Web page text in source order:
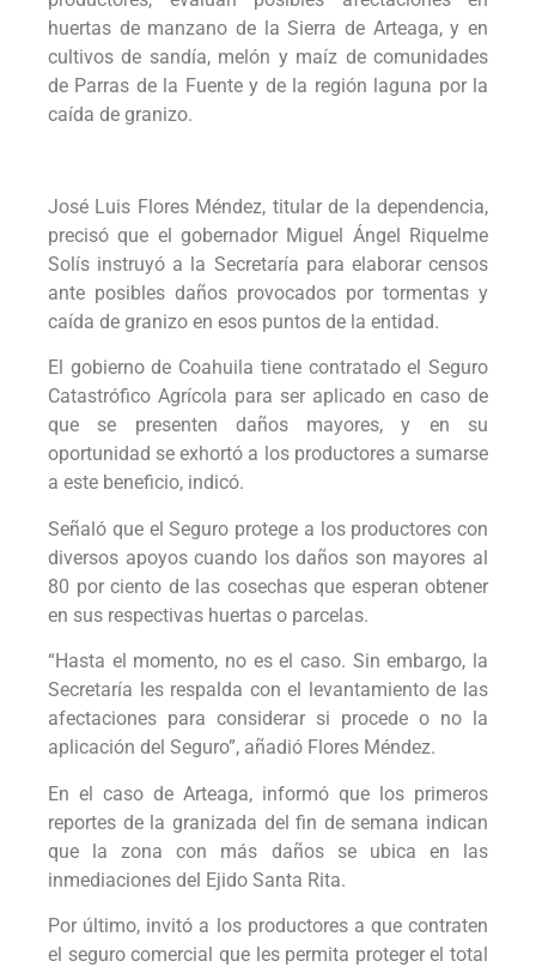
huertas de manzano de la Sierra de Arteaga, y en
cultivos de sandía, melón y maíz de comunidades
de Parras de la Fuente y de la región laguna por la
caída de granizo.
José Luis Flores Méndez, titular de la dependencia,
precisó que el gobernador Miguel Ángel Riquelme
Solís instruyó a la Secretaría para elaborar censos
ante posibles daños provocados por tormentas y
caída de granizo en esos puntos de la entidad.
El gobierno de Coahuila tiene contratado el Seguro
Catastrófico Agrícola para ser aplicado en caso de
que se presenten daños mayores, y en su
oportunidad se exhortó a los productores a sumarse
a este beneficio, indicó.
Señaló que el Seguro protege a los productores con
diversos apoyos cuando los daños son mayores al
80 por ciento de las cosechas que esperan obtener
en sus respectivas huertas o parcelas.
“Hasta el momento, no es el caso. Sin embargo, la
Secretaría les respalda con el levantamiento de las
afectaciones para considerar si procede o no la
aplicación del Seguro”, añadió Flores Méndez.
En el caso de Arteaga, informó que los primeros
reportes de la granizada del fin de semana indican
que la zona con más daños se ubica en las
inmediaciones del Ejido Santa Rita.
Por último, invitó a los productores a que contraten
el seguro comercial que les permita proteger el total